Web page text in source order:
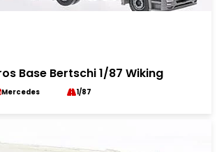
Base Bertschi 1/87 Wiking
Mercedes 1/87